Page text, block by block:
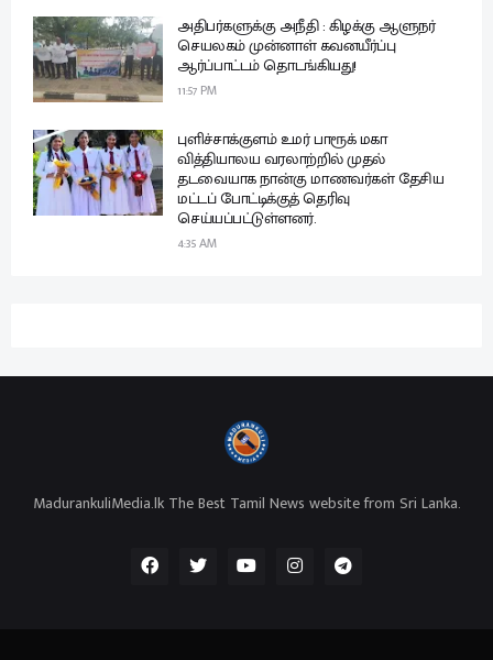
அதிபர்களுக்கு அநீதி : கிழக்கு ஆளுநர்
செயலகம் முன்னாள் கவனயீர்ப்பு
ஆர்ப்பாட்டம் தொடங்கியது!
11:57 PM
புளிச்சாக்குளம் உமர் பாரூக் மகா
வித்தியாலய வரலாற்றில் முதல்
தடவையாக நான்கு மாணவர்கள் தேசிய
மட்டப் போட்டிக்குத் தெரிவு
செய்யப்பட்டுள்ளனர்.
4:35 AM
MadurankuliMedia.lk The Best Tamil News website from Sri Lanka.